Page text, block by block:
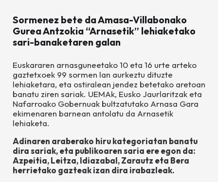
Sormenez bete da Amasa-Villabonako
Gurea Antzokia “Arnasetik” lehiaketako
sari-banaketaren galan
Euskararen arnasguneetako 10 eta 16 urte arteko
gaztetxoek 99 sormen lan aurkeztu dituzte
lehiaketara, eta ostiralean jendez betetako aretoan
banatu ziren sariak. UEMAk, Eusko Jaurlaritzak eta
Nafarroako Gobernuak bultzatutako Arnasa Gara
ekimenaren barnean antolatu da Arnasetik
lehiaketa.
Adinaren araberako hiru kategoriatan banatu
dira sariak, eta publikoaren saria ere egon da:
Azpeitia, Leitza, Idiazabal, Zarautz eta Bera
herrietako gazteak izan dira irabazleak.